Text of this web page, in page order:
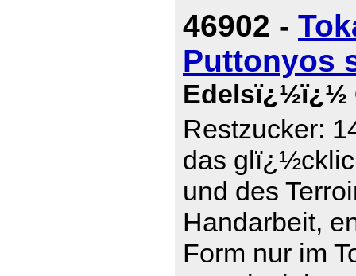
46902 -
Puttonyos
Edelsï¿½ï¿½
Restzucker:
das
und des
Handarbeit,
Form nur im